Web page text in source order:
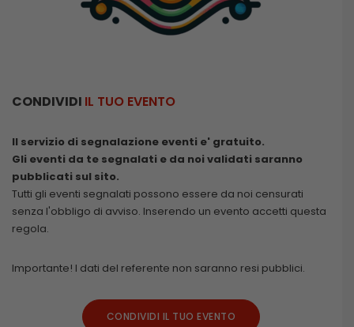
CONDIVIDI IL TUO EVENTO
Il servizio di segnalazione eventi e' gratuito.
Gli eventi da te segnalati e da noi validati saranno
pubblicati sul sito.
Tutti gli eventi segnalati possono essere da noi censurati
senza l'obbligo di avviso. Inserendo un evento accetti questa
regola.
Importante! I dati del referente non saranno resi pubblici.
CONDIVIDI IL TUO EVENTO